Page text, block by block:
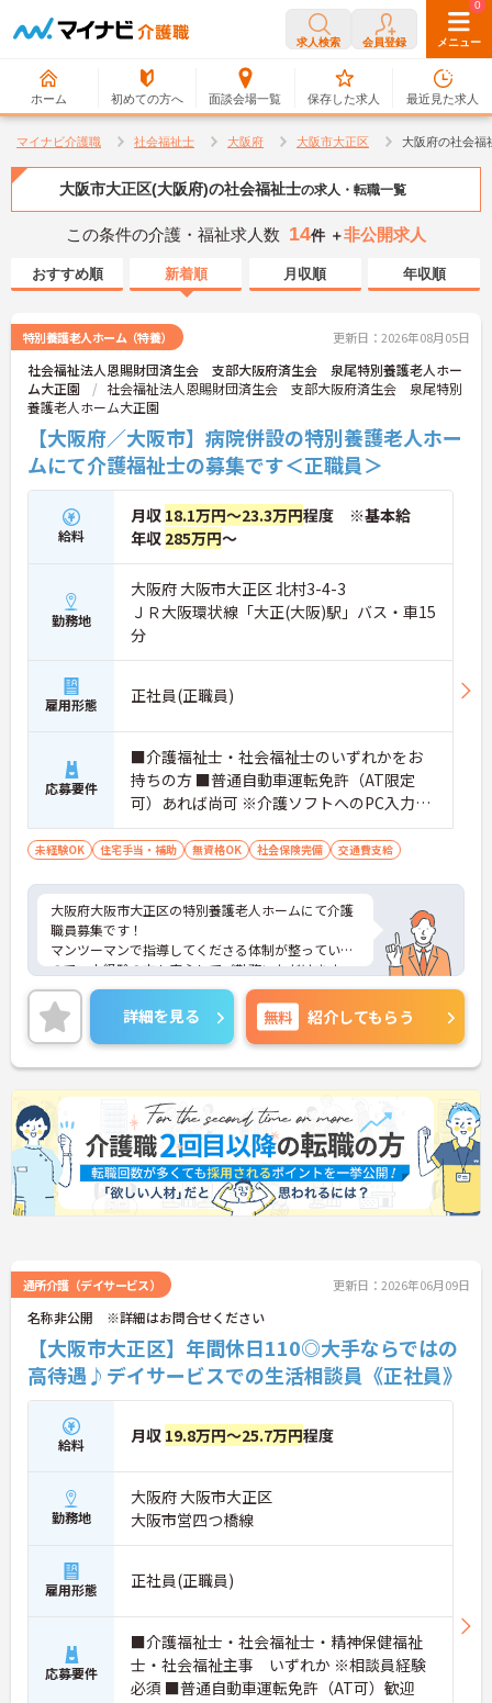
求人検索 会員登録 メニュー
ホーム 初めての方へ 面談会場一覧
0
保存した求人
0
最近見た求人
マイナビ介護職 社会福祉士 大阪府 大阪市大正区 大阪府の社会福
大阪市大正区(大阪府)の社会福祉士の求人・転職一覧
この条件の介護・福祉求人数 14件 ＋非公開求人
おすすめ順 新着順 月収順 年収順
特別養護老人ホーム（特養） 更新日：2026年08月05日
社会福祉法人恩賜財団済生会 支部大阪府済生会 泉尾特別養護老人ホー
ム大正園
社会福祉法人恩賜財団済生会 支部大阪府済生会 泉尾特別
養護老人ホーム大正園
【大阪府／大阪市】病院併設の特別養護老人ホー
ムにて介護福祉士の募集です＜正職員＞
給料
月収 18.1万円～23.3万円程度 ※基本給
年収 285万円～
勤務地
大阪府 大阪市大正区 北村3-4-3
ＪＲ大阪環状線「大正(大阪)駅」バス・車15
分
雇用形態 正社員(正職員)
応募要件
■介護福祉士・社会福祉士のいずれかをお
持ちの方 ■普通自動車運転免許（AT限定
可）あれば尚可 ※介護ソフトへのPC入力業
務があります
未経験OK 住宅手当・補助 無資格OK 社会保険完備 交通費支給
大阪府大阪市大正区の特別養護老人ホームにて介護
職員募集です！
マンツーマンで指導してくださる体制が整っている
ので、未経験の方も安心してご勤務いただけます。
ご興味ある方には、面接対策ポイントなど、さらに
詳細をお話しいたしますのでお気軽にご相談くださ
い！
詳細を見る 無料 紹介してもらう
通所介護（デイサービス） 更新日：2026年06月09日
名称非公開 ※詳細はお問合せください
【大阪市大正区】年間休日110◎大手ならではの
高待遇♪デイサービスでの生活相談員《正社員》
給料 月収 19.8万円～25.7万円程度
勤務地
大阪府 大阪市大正区
大阪市営四つ橋線
雇用形態 正社員(正職員)
応募要件
■介護福祉士・社会福祉士・精神保健福祉
士・社会福祉主事 いずれか ※相談員経験
必須 ■普通自動車運転免許（AT可）歓迎